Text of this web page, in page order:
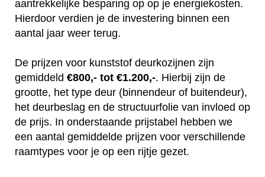
aantrekkelijke besparing op op je energiekosten.
Hierdoor verdien je de investering binnen een
aantal jaar weer terug.
De prijzen voor kunststof deurkozijnen zijn
gemiddeld €800,- tot €1.200,-. Hierbij zijn de
grootte, het type deur (binnendeur of buitendeur),
het deurbeslag en de structuurfolie van invloed op
de prijs. In onderstaande prijstabel hebben we
een aantal gemiddelde prijzen voor verschillende
raamtypes voor je op een rijtje gezet.